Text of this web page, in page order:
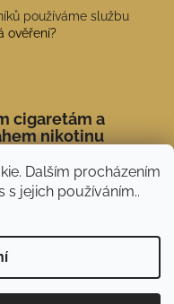
Dalším procházením
jejich používáním..
od 45 Kč. Při
používáme službu
ověření?
cigaretám a
nikotinu